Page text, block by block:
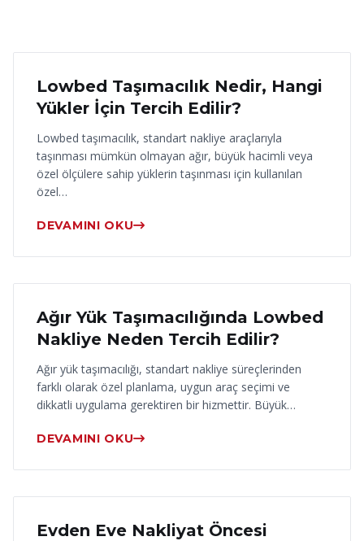
18 Haziran 2026
Lowbed Taşımacılık Nedir, Hangi
Yükler İçin Tercih Edilir?
Lowbed taşımacılık, standart nakliye araçlarıyla
taşınması mümkün olmayan ağır, büyük hacimli veya
özel ölçülere sahip yüklerin taşınması için kullanılan
özel…
DEVAMINI OKU
17 Haziran 2026
Ağır Yük Taşımacılığında Lowbed
Nakliye Neden Tercih Edilir?
Ağır yük taşımacılığı, standart nakliye süreçlerinden
farklı olarak özel planlama, uygun araç seçimi ve
dikkatli uygulama gerektiren bir hizmettir. Büyük…
DEVAMINI OKU
16 Haziran 2026
Evden Eve Nakliyat Öncesi